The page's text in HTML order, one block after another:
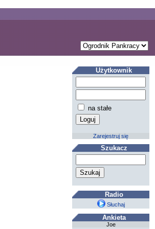
Użytkownik
na stałe
Zarejestruj się
Szukacz
Radio
Słuchaj
Ankieta
Joe